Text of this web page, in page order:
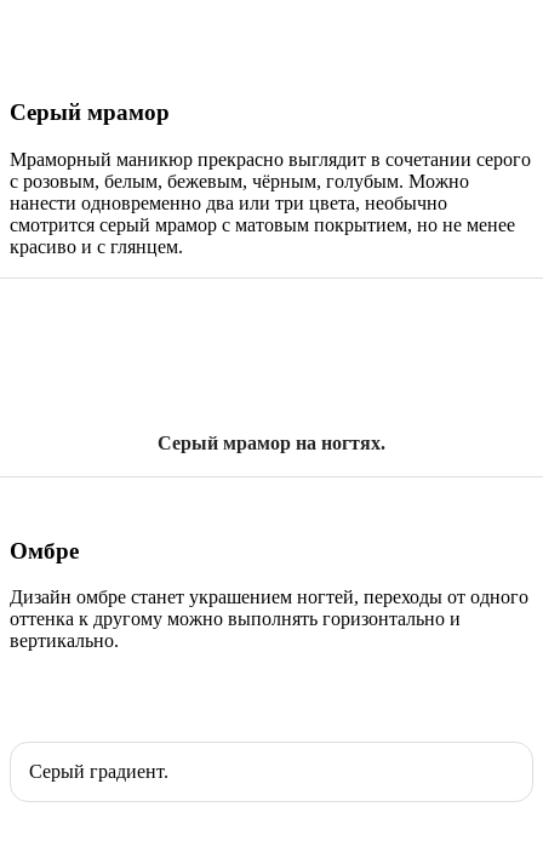
Серый мрамор
Мраморный маникюр прекрасно выглядит в сочетании серого
с розовым, белым, бежевым, чёрным, голубым. Можно
нанести одновременно два или три цвета, необычно
смотрится серый мрамор с матовым покрытием, но не менее
красиво и с глянцем.
Серый мрамор на ногтях.
Омбре
Дизайн омбре станет украшением ногтей, переходы от одного
оттенка к другому можно выполнять горизонтально и
вертикально.
Серый градиент.